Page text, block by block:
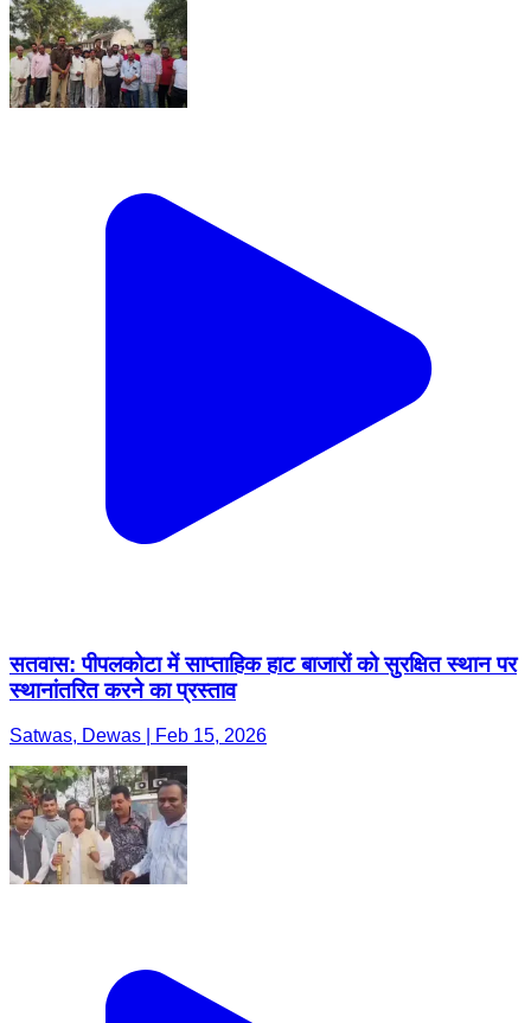
सतवास: पीपलकोटा में साप्ताहिक हाट बाजारों को सुरक्षित स्थान पर
स्थानांतरित करने का प्रस्ताव
Satwas, Dewas | Feb 15, 2026